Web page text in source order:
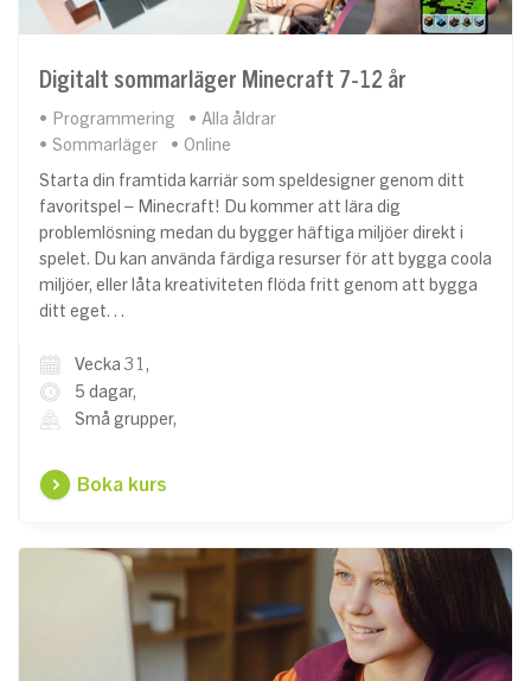
Digitalt sommarläger Minecraft 7-12 år
Programmering
Alla åldrar
Sommarläger
Online
Starta din framtida karriär som speldesigner genom ditt
favoritspel – Minecraft! Du kommer att lära dig
problemlösning medan du bygger häftiga miljöer direkt i
spelet. Du kan använda färdiga resurser för att bygga coola
miljöer, eller låta kreativiteten flöda fritt genom att bygga
ditt eget…
Vecka 31,
5 dagar,
Små grupper,
Boka kurs